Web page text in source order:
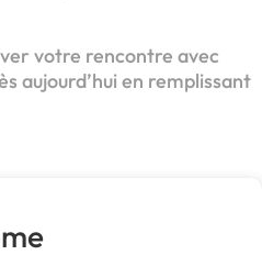
votre rencontre avec
aujourd’hui en remplissant